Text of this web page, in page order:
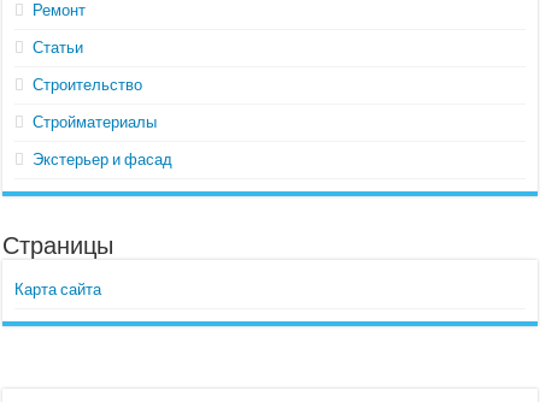
Ремонт
Статьи
Строительство
Стройматериалы
Экстерьер и фасад
Страницы
Карта сайта